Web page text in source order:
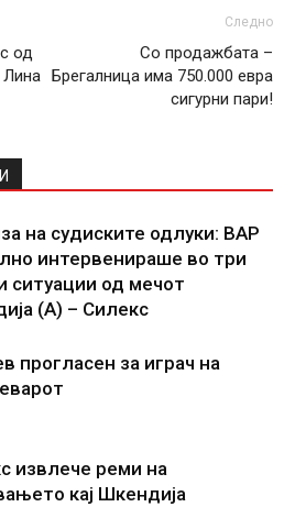
од
Лина
Следно
Со продажбата –
Брегалница има 750.000 евра
сигурни пари!
на судиските одлуки: ВАР
интервенираше во три
ситуации од мечот
(А) – Силекс
прогласен за играч на
извлече реми на
кај Шкендија